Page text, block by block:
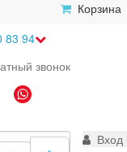
Корзина
83 94
звонок
Вход